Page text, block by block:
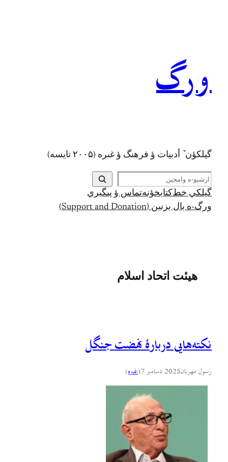
ورگ
گيلکؤن ٚ أدبیات ؤ فرهنگ ؤ غىره (۲۰۰۵ تايسه)
ج
س
ت
ج
گيلکي خط کتابخؤنهتماس ؤ پىگيري
ورگ-ه بال بزنين (Support and Donation)
هیئت اتحاد اسلام
نکته‌هایی دربارهٔ نهضت جنگل
رسول مهربان2025 دسامبر 7 (غىره)